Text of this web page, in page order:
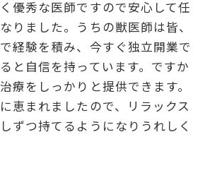
優秀な医師ですので安心して任
りました。うちの獣医師は皆、
経験を積み、今すぐ独立開業で
と自信を持っています。ですか
療をしっかりと提供できます。
恵まれましたので、リラックス
ずつ持てるようになりうれしく